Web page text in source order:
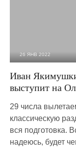
26 ЯНВ 2022
Иван
выступит на
29 числа
классическую
вся подготовка.
надеюсь, будет